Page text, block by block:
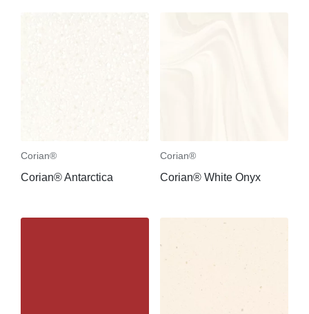
Corian®
Corian® Antarctica
Corian®
Corian® White Onyx